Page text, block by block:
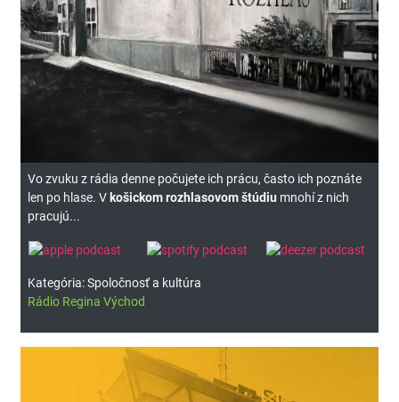
Vo zvuku z rádia denne počujete ich prácu, často ich poznáte
len po hlase. V košickom rozhlasovom štúdiu mnohí z nich
pracujú...
Kategória: Spoločnosť a kultúra
Rádio Regina Východ